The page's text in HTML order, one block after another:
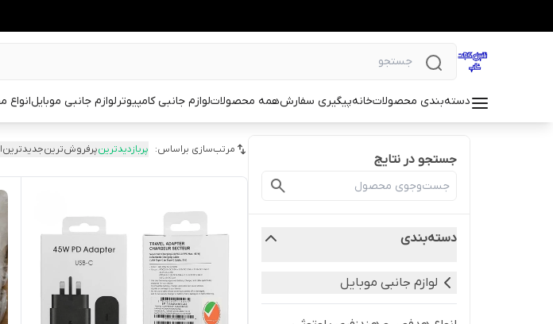
دسته‌بندی محصولاتخانهپیگیری سفارشهمه محصولاتلوازم جانبی کامپیوترلوازم جانبی موبایل
جستجو در نتایج
دسته‌بندی
لوازم جانبی موبایل
مرتب‌سازی براساس: پربازدیدترینپرفروش‌ترینجدیدترین